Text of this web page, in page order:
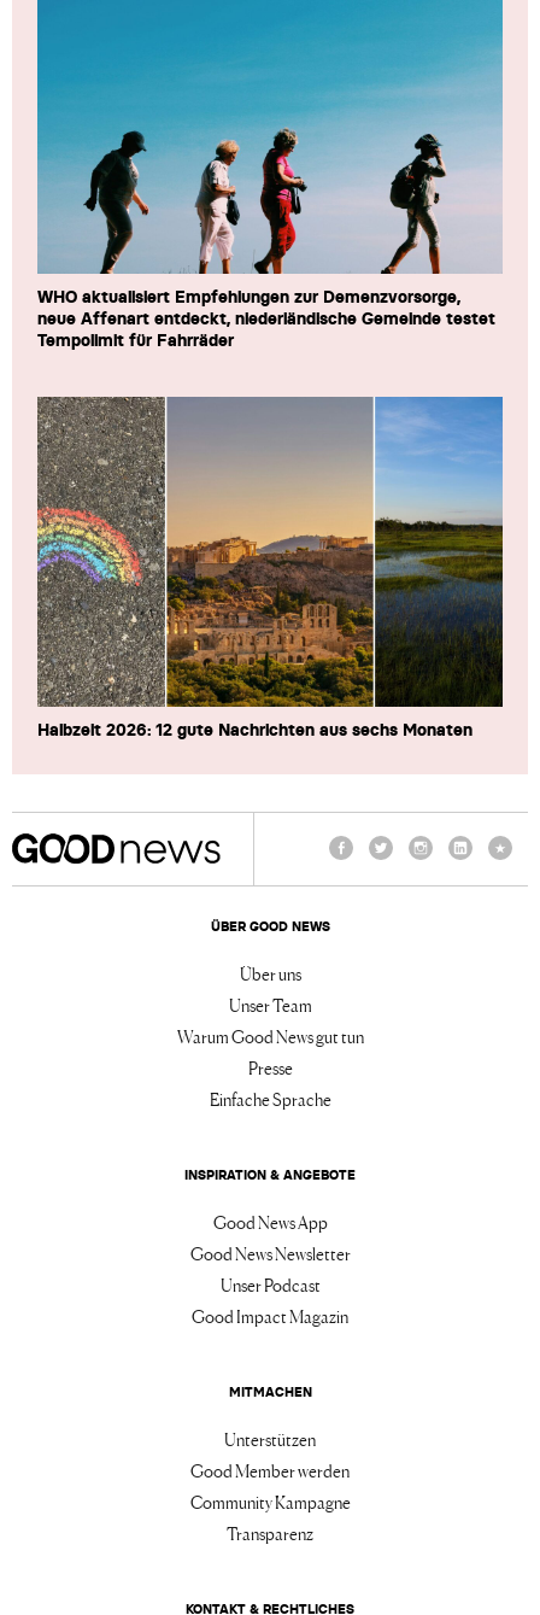
WHO aktualisiert Empfehlungen zur Demenzvorsorge,
neue Affenart entdeckt, niederländische Gemeinde testet
Tempolimit für Fahrräder
Halbzeit 2026: 12 gute Nachrichten aus sechs Monaten
ÜBER GOOD NEWS
Über uns
Unser Team
Warum Good News gut tun
Presse
Einfache Sprache
INSPIRATION & ANGEBOTE
Good News App
Good News Newsletter
Unser Podcast
Good Impact Magazin
MITMACHEN
Unterstützen
Good Member werden
Community Kampagne
Transparenz
KONTAKT & RECHTLICHES